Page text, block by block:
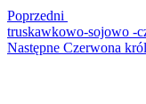
Poprzedni
truskawkowo-sojowo -
Następny
Następne Czerwona